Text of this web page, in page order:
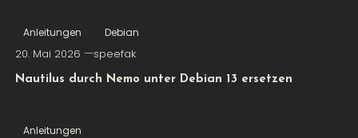
Anleitungen Debian
20. Mai 2026 speefak
Nautilus durch Nemo unter Debian 13 ersetzen
Anleitungen